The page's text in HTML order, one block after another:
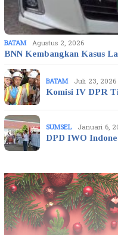
BATAM Agustus 2, 2026
BNN Kembangkan Kasus
BATAM Juli 23, 2026
Komisi IV DPR
SUMSEL Januari 6,
DPD IWO